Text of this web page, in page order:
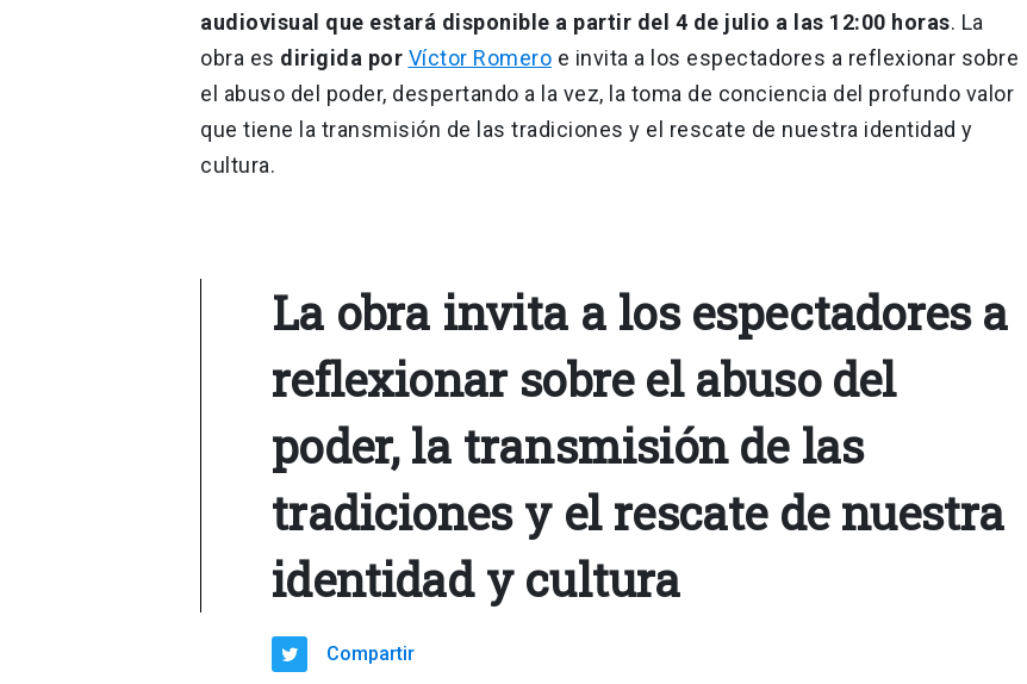
audiovisual que estará disponible a partir del 4 de julio a las 12:00 horas. La
obra es dirigida por Víctor Romero e invita a los espectadores a reflexionar sobre
el abuso del poder, despertando a la vez, la toma de conciencia del profundo valor
que tiene la transmisión de las tradiciones y el rescate de nuestra identidad y
cultura.
La obra invita a los espectadores a
reflexionar sobre el abuso del
poder, la transmisión de las
tradiciones y el rescate de nuestra
identidad y cultura
Compartir